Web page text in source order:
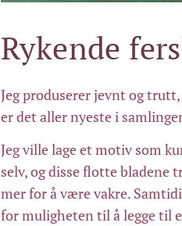
Rykende
Jeg produserer jevnt og
er det aller nyeste i
Jeg ville lage et motiv som
selv, og disse flotte bladene
mer for å være vakre.
for muligheten til å legge til